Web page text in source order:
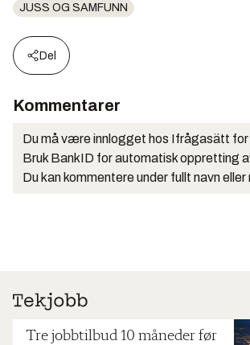
JUSS OG SAMFUNN
Del
Kommentarer
Du må være innlogget hos Ifrågasätt for
Bruk BankID for automatisk oppretting
Du kan kommentere under fullt navn eller
Tre jobbtilbud 10 måneder før